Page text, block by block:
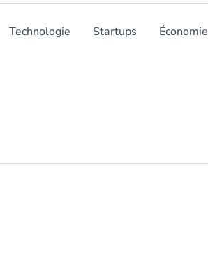
Technologie Startups Économie